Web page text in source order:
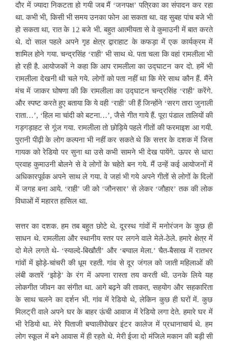
दौर में ज्यादा निकटता हो गयी जब मैं ‘जनपक्ष’ पत्रिका का संपादन कर रहा
था. कभी भी, किसी भी समय उनका फोन आ सकता था. वह सुबह पांच बजे भी
हो सकता था, रात के 12 बजे भी. बहुत आत्मीयता से वे कुमाउनी में बात करते
थे. दो साल पहले अपने गृह क्षेत्र द्वाराहाट के कफड़ा में एक कार्यक्रम में
शामिल होने गया. चन्द्रसिंह ‘राही’ भी साथ थे. पता चला कि वहां रामलीला भी
हो रही है. आयोजकों ने कहा कि आप रामलीला का उद्घाटन कर दो. हमें भी
रामलीला देखनी थी चले गये. लोगों को पता नहीं था कि मेरे साथ कौन हैं. मैंने
मंच में जाकर घोषणा की कि रामलीला का उद्घाटन चन्द्रसिंह ‘राही’ करेंगे.
और स्पष्ट करते हुए बताया कि ये वही ‘राही’ जी हैं जिन्होंने ‘सरग तारा जुनाली
राता…’, ‘हिल मा चांदी को बटना…’, जैसे गीत गाये हैं. पूरा पंडाल तालियों की
गड़गड़ाहट से गूंज गया. रामलीला तो छोड़िये पहले गीतों की फरमाइश आ गयी.
पुरानी पीढ़ी के लोग कल्पना भी नहीं कर सकते थे कि सत्तर के दशक में जिस
गायक को रेडियो पर सुना था उसे कभी सामने भी देख पायेंगे. ऊपर से धारा
प्रवाह कुमाउनी बोलने से वे लोगों के चहेते बन गये. मैं उन्हें कई आयोजनों में
अधिकारपूर्वक अपने साथ ले गया. वे जहां भी गये अपने गीतों से लोगों के दिलों
में जगह बना आये. ‘राही’ जी को ‘जौनसार’ से लेकर ‘जौहार’ तक की लोक
विधाओं में महारत हासिल था.
सत्तर का दशक. हम तब बहुत छोटे थे. दूरस्थ गांवों में मनोरंजन के कुछ ही
साधन थे. रामलीला और स्थानीय स्तर पर लगने वाले मेले-ठेले. हमारे क्षेत्र में
दो मेले लगते थे- ‘स्याल्दे-बिखौती’ और ‘बग्वाल मेला.’ चैत-बैसाख में रातभर
गांवों में झोड़े-चांचरी की धूम रहती. गांव से दूर जंगल को जाती महिलाओं की
लंबी कतारें ‘झोड़े’ के रंग में अपना रास्ता तय करती थी. उनके लिये यह
लोकगीत जीवन का संगीत था. आगे बढ़ने की ताकत, सहयोग और सहकारिता
के साथ चलने का दर्शन भी. गांव में रेडियो थे, लेकिन कुछ ही घरों में. कुछ
मिलट्री वाले अपने घर के बाहर ऊंची आवाज में रेडियो लगा देते. हमारे घर में
भी रेडियो था. मेरे पिताजी बग्वालीपोखर इंटर कालेज में प्रधानाचार्य थे. हम
लोग स्कूल में बने आवास में ही रहते थे. मेरी ईजा दो मंजिले मकान की बड़ी सी